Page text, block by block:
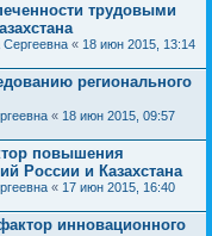
трудовыми
« 18 июн 2015, 13:14
регионального
« 18 июн 2015, 09:57
повышения
России и Казахстана
« 17 июн 2015, 16:40
инновационного